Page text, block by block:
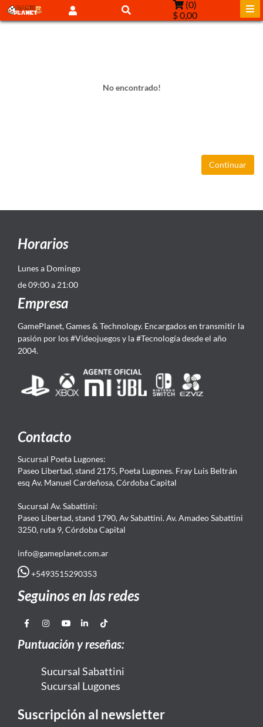
(0)
$ 0,00
No encontrado!
Continuar
Horarios
Lunes a Domingo
de 09:00 a 21:00
Empresa
GamePlanet, Games & Technology. Encargados en transmitir la
pasión por los #Videojuegos y la #Tecnología desde el año
2004.
Contacto
Sucursal Poeta Lugones:
Paseo Libertad, stand 2175, Poeta Lugones. Fray Luis Beltrán
esq Av. Manuel Cardeñosa, Córdoba Capital
Sucursal Av. Sabattini:
Paseo Libertad, stand 1790, Av Sabattini. Av. Amadeo Sabattini
3250, ruta 9, Córdoba Capital
info@gameplanet.com.ar
+5493515290353
Seguinos en las redes
Puntuación y reseñas:
Sucursal Sabattini
Sucursal Lugones
Suscripción al newsletter